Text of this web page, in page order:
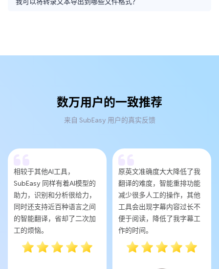
数万用户的一致推荐
来自 SubEasy 用户的真实反馈
相较于其他AI工具，
SubEasy 同样有着AI模型的
助力，识别和分析很给力，
同时还支持近百种语言之间
的智能翻译，省却了二次加
工的烦恼。
原英文准确度大大降低了我
翻译的难度，智能重排功能
减少很多人工的操作，其他
工具会出现字幕内容过长不
便于阅读，降低了我字幕工
作的时间。